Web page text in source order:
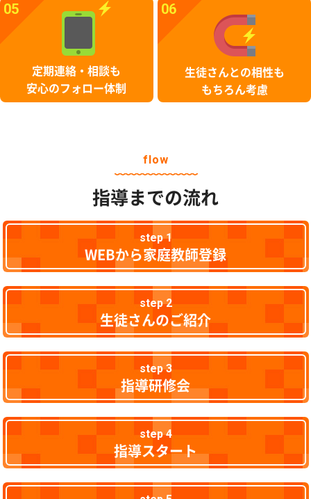
05
定期連絡・相談も
安心のフォロー体制
06
生徒さんとの相性も
もちろん考慮
flow
指導までの流れ
step 1
WEBから家庭教師登録
step 2
生徒さんのご紹介
step 3
指導研修会
step 4
指導スタート